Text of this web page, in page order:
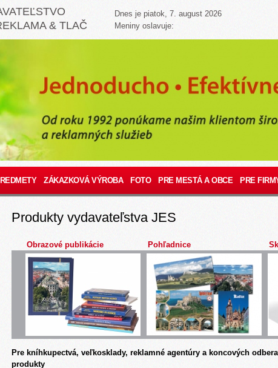
& TLAČ
Dnes je piatok, 7. august 2026
Meniny oslavuje:
ZÁKAZKOVÁ VÝROBA FOTO PRE MESTÁ A OBCE PRE
Produkty vydavateľstva JES
Obrazové publikácie Pohľadnice
Pre kníhkupectvá, veľkosklady, reklamné agentúry a koncových
produkty